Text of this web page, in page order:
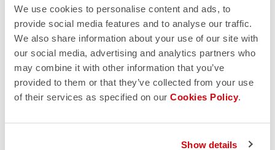
We use cookies to personalise content and ads, to
provide social media features and to analyse our traffic.
We also share information about your use of our site with
our social media, advertising and analytics partners who
may combine it with other information that you’ve
provided to them or that they’ve collected from your use
of their services as specified on our Cookies Policy.
Show details